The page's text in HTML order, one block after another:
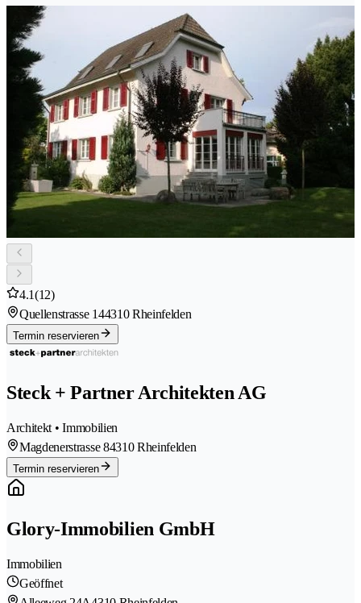
4.1(12)
Quellenstrasse 144310 Rheinfelden
Termin reservieren
Steck + Partner Architekten AG
Architekt • Immobilien
Magdenerstrasse 84310 Rheinfelden
Termin reservieren
Glory-Immobilien GmbH
Immobilien
Geöffnet